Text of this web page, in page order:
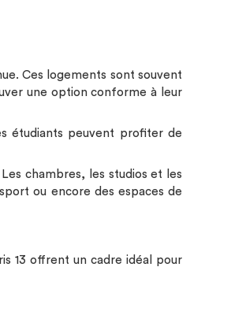
Ces logements sont souvent
une option conforme à leur
étudiants peuvent profiter de
chambres, les studios et les
ou encore des espaces de
13 offrent un cadre idéal pour